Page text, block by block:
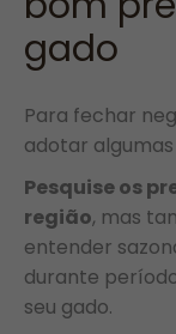
gado
Para fechar
adotar
Pesquise os
região, mas
entender
durante
seu gado.